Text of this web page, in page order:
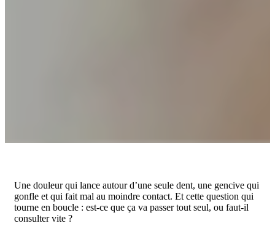
Une douleur qui lance autour d’une seule dent, une gencive qui
gonfle et qui fait mal au moindre contact. Et cette question qui
tourne en boucle : est-ce que ça va passer tout seul, ou faut-il
consulter vite ?